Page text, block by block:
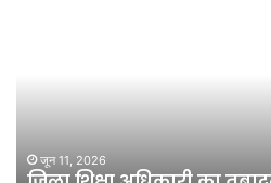
शिक्षाजून 11, 2026